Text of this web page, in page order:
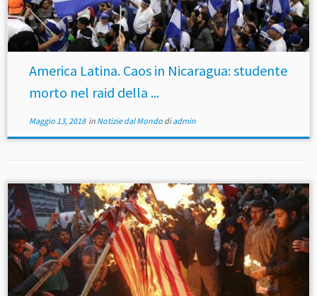
America Latina. Caos in Nicaragua: studente
morto nel raid della ...
Maggio 13, 2018in Notizie dal Mondo diadmin